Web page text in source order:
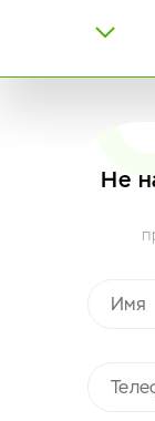
Причины
Не